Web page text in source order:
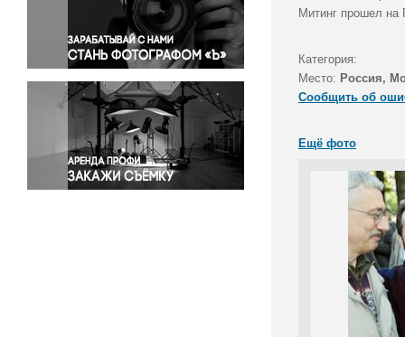
Правосудие
Происшествия и конфликты
Религия
Светская жизнь
Спорт
Экология
Экономика и бизнес
Митинг прошел
Категория:
Место: Россия,
Сообщить об
Ещё фото